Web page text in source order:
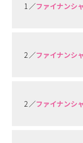
1 ／ファイナンシ
2 ／ファイナンシ
2 ／ファイナンシ